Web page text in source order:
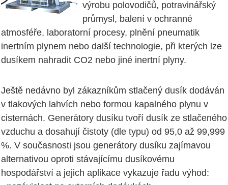
výrobu polovodičů, potravinářský
průmysl, balení v ochranné
atmosféře, laboratorní procesy, plnění pneumatik
inertním plynem nebo další technologie, při kterých lze
dusíkem nahradit CO2 nebo jiné inertní plyny.
Ještě nedávno byl zákazníkům stlačený dusík dodáván
v tlakových lahvích nebo formou kapalného plynu v
cisternách. Generátory dusíku tvoří dusík ze stlačeného
vzduchu a dosahují čistoty (dle typu) od 95,0 až 99,999
%. V současnosti jsou generátory dusíku zajímavou
alternativou oproti stávajícímu dusíkovému
hospodářství a jejich aplikace vykazuje řadu výhod: